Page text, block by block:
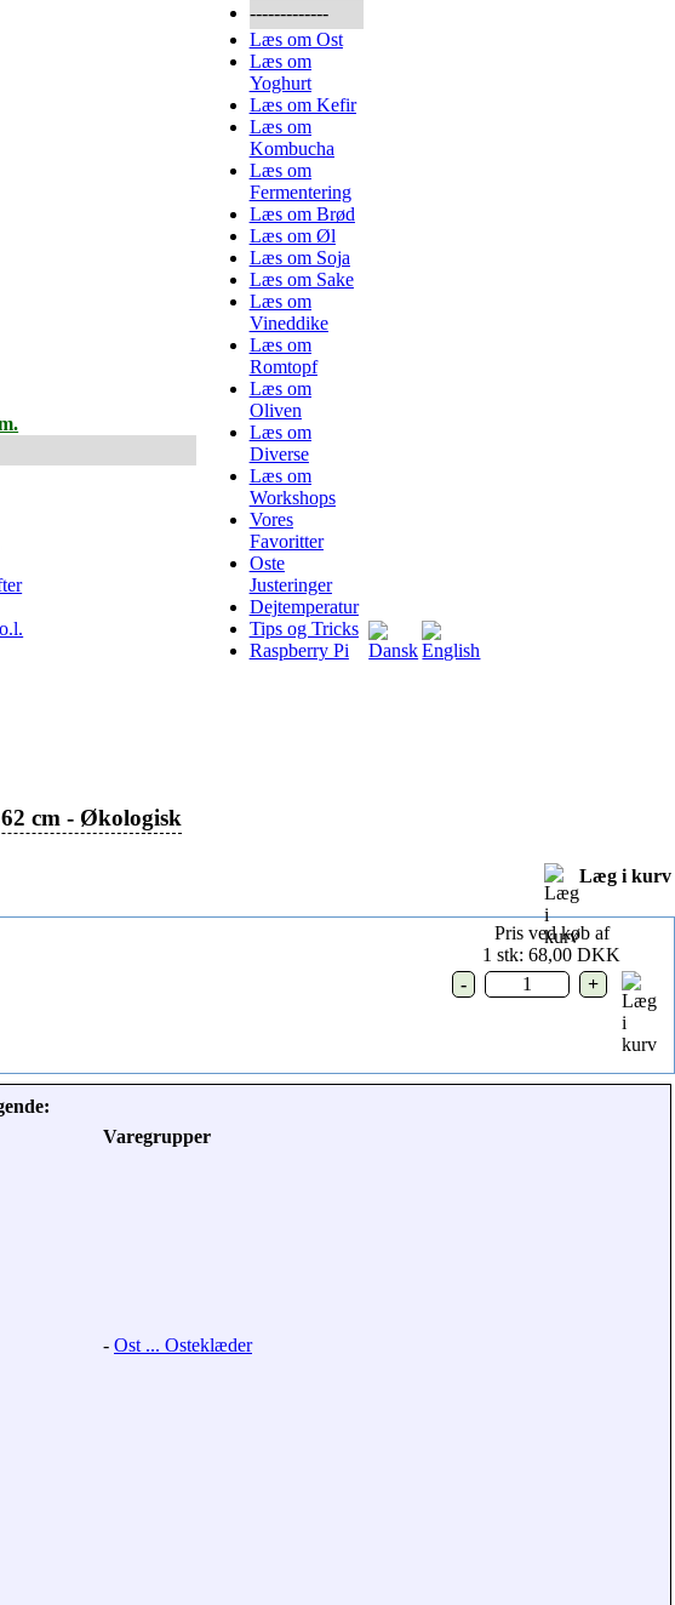
-------------
Læs om Ost
Læs om
Yoghurt
Læs om Kefir
Læs om
Kombucha
Læs om
Fermentering
Læs om Brød
Læs om Øl
Læs om Soja
Læs om Sake
Læs om
Vineddike
Læs om
Romtopf
Læs om
Oliven
Læs om
Diverse
Læs om
Workshops
Vores
Favoritter
Oste
Justeringer
Dejtemperatur
Tips og Tricks
Raspberry Pi
cm - Økologisk
Læg i kurv
Pris ved køb af
1 stk: 68,00 DKK
Varegrupper
- Ost ... Osteklæder